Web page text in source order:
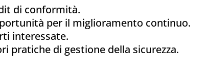
di conformità.
per il miglioramento continuo.
interessate.
pratiche di gestione della sicurezza.